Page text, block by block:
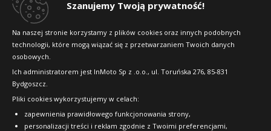
Szanujemy Twoją prywatność!
Na naszej stronie korzystamy z plików cookies oraz innych podobnych
technologii, które mogą wiązać się z przetwarzaniem Twoich danych
osobowych.
Ich administratorem jest InMoto Sp z .o.o., ul. Toruńska 276, 85-831
Bydgoszcz.
Pliki cookies wykorzystujemy w celach:
zapewnienia prawidłowego funkcjonowania strony,
personalizacji treści i reklam zgodnie z Twoimi preferencjami,
Raty
FAQ
OFICJALNY PARTNER